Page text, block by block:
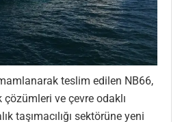
teslim edilen NB66,
ve çevre odaklı
taşımacılığı sektörüne yeni